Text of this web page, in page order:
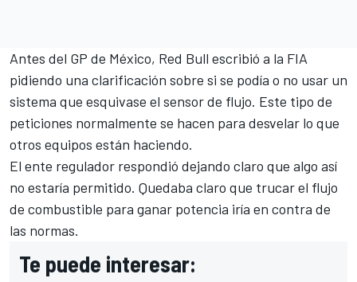
Antes del GP de México, Red Bull escribió a la FIA
pidiendo una clarificación sobre si se podía o no usar un
sistema que esquivase el sensor de flujo. Este tipo de
peticiones normalmente se hacen para desvelar lo que
otros equipos están haciendo.
El ente regulador respondió dejando claro que algo así
no estaría permitido. Quedaba claro que trucar el flujo
de combustible para ganar potencia iría en contra de
las normas.
Te puede interesar: